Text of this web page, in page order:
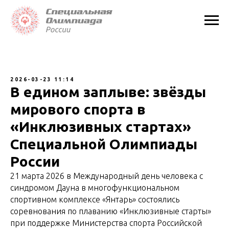
2026-03-23 11:14
В едином заплыве: звёзды
мирового спорта в
«Инклюзивных стартах»
Специальной Олимпиады
России
21 марта 2026 в Международный день человека с
синдромом Дауна в многофункциональном
спортивном комплексе «Янтарь» состоялись
соревнования по плаванию «Инклюзивные старты»
при поддержке Министерства спорта Российской